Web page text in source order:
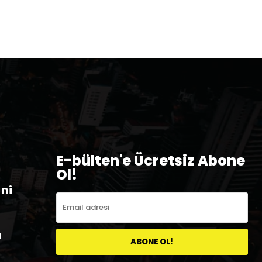
E-bülten'e Ücretsiz Abone
Ol!
ABONE OL!